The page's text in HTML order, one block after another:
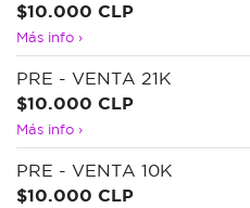
$10.000 CLP
Más info ›
PRE - VENTA 21K
$10.000 CLP
Más info ›
PRE - VENTA 10K
$10.000 CLP